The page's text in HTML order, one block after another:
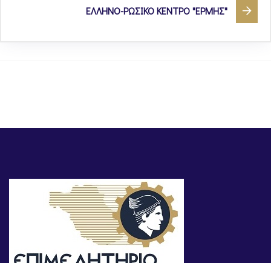
ΕΛΛΗΝΟ-ΡΩΣΙΚΟ ΚΕΝΤΡΟ "ΕΡΜΗΣ"